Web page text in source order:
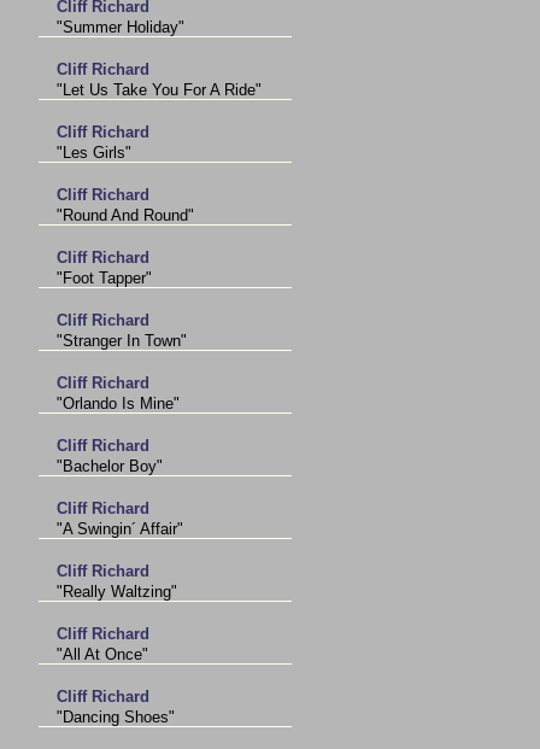
Cliff Richard
"Summer Holiday"
Cliff Richard
"Let Us Take You For A Ride"
Cliff Richard
"Les Girls"
Cliff Richard
"Round And Round"
Cliff Richard
"Foot Tapper"
Cliff Richard
"Stranger In Town"
Cliff Richard
"Orlando Is Mine"
Cliff Richard
"Bachelor Boy"
Cliff Richard
"A Swingin´ Affair"
Cliff Richard
"Really Waltzing"
Cliff Richard
"All At Once"
Cliff Richard
"Dancing Shoes"